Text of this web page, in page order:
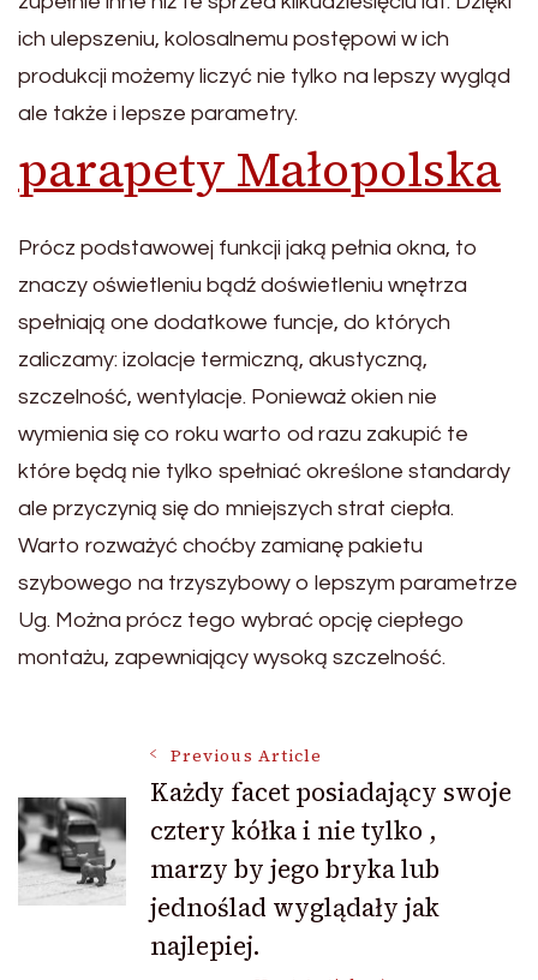
ich ulepszeniu, kolosalnemu postępowi w ich
produkcji możemy liczyć nie tylko na lepszy wygląd
ale także i lepsze parametry.
parapety Małopolska
Prócz podstawowej funkcji jaką pełnia okna, to
znaczy oświetleniu bądź doświetleniu wnętrza
spełniają one dodatkowe funcje, do których
zaliczamy: izolacje termiczną, akustyczną,
szczelność, wentylacje. Ponieważ okien nie
wymienia się co roku warto od razu zakupić te
które będą nie tylko spełniać określone standardy
ale przyczynią się do mniejszych strat ciepła.
Warto rozważyć choćby zamianę pakietu
szybowego na trzyszybowy o lepszym parametrze
Ug. Można prócz tego wybrać opcję ciepłego
montażu, zapewniający wysoką szczelność.
Navigation
Previous Article
Każdy facet posiadający swoje
cztery kółka i nie tylko ,
marzy by jego bryka lub
jednoślad wyglądały jak
najlepiej.